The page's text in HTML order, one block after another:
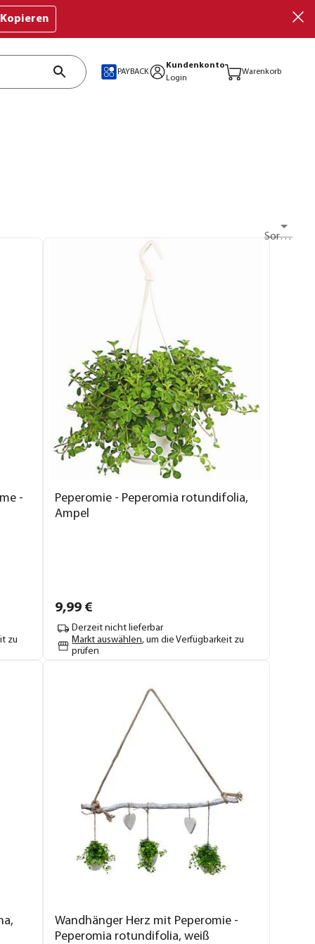
Kopieren
PAYBACK
Kundenkonto
Login
Warenkorb
Sortieren nach
-
zu
Peperomie - Peperomia rotundifolia,
Ampel
9,99 €
Derzeit nicht lieferbar
Markt auswählen, um die Verfügbarkeit zu
prüfen
Wandhänger Herz mit Peperomie -
Peperomia rotundifolia, weiß